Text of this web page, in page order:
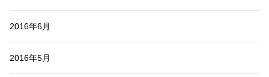
2016年6月
2016年5月